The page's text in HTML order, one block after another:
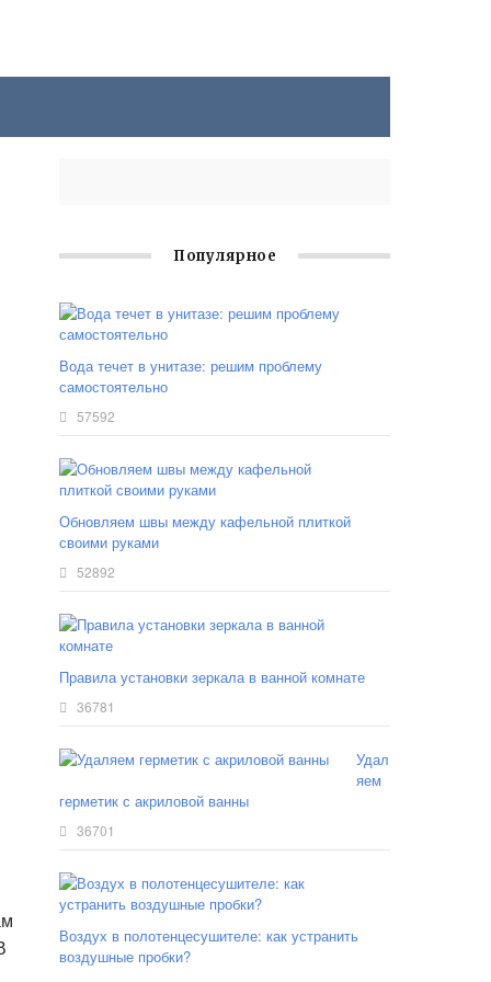
Популярное
Вода течет в унитазе: решим проблему
самостоятельно
57592
Обновляем швы между кафельной плиткой
своими руками
52892
Правила установки зеркала в ванной комнате
36781
Удал
яем
герметик с акриловой ванны
36701
Воздух в полотенцесушителе: как устранить
воздушные пробки?